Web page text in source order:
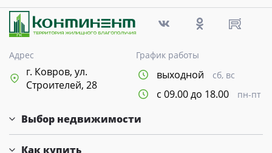
Адрес
г. Ковров, ул.
Строителей, 28
График работы
выходной сб, вс
с 09.00 до 18.00 пн-пт
Выбор недвижимости
Как купить